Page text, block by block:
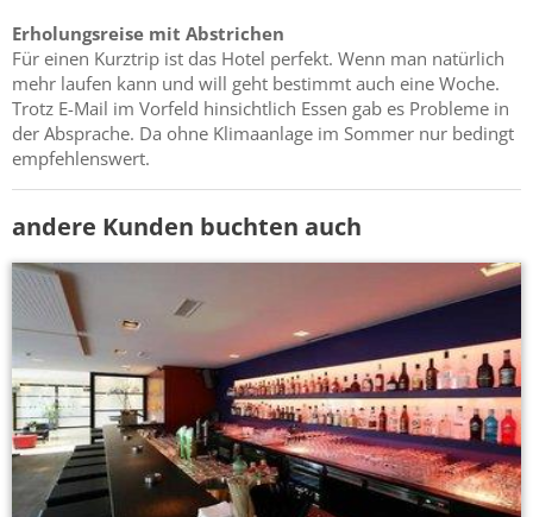
Erholungsreise mit Abstrichen
Für einen Kurztrip ist das Hotel perfekt. Wenn man natürlich
mehr laufen kann und will geht bestimmt auch eine Woche.
Trotz E-Mail im Vorfeld hinsichtlich Essen gab es Probleme in
der Absprache. Da ohne Klimaanlage im Sommer nur bedingt
empfehlenswert.
andere Kunden buchten auch